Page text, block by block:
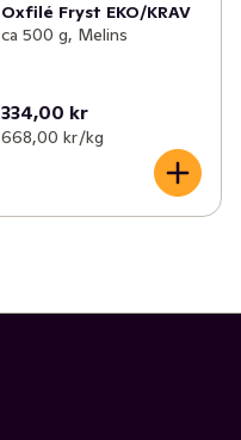
Oxfilé Fryst EKO/KRAV
ca 500 g, Melins
334,00 kr
668,00 kr /kg